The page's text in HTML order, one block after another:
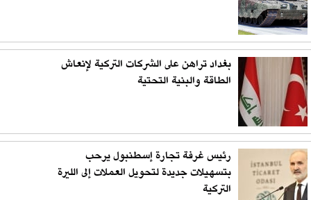
بغداد تراهن على الشركات التركية لإنعاش
الطاقة والبنية التحتية
رئيس غرفة تجارة إسطنبول يرحب
بتسهيلات جديدة لتحويل العملات إلى الليرة
التركية